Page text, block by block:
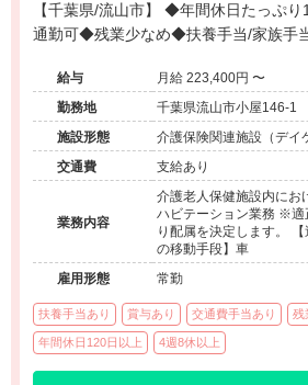
【千葉県/流山市】 ◆年間休日たっぷり120日以上◆マイカー
通勤可◆残業少なめ◆扶養手当/家族手
給与
月給 223,400円 〜
勤務地
千葉県流山市小屋146-1
施設形態
介護保険関連施設（デイ
ョートステイ/訪問看護・
交通費 支給あり
業務内容
介護老人保健施設内にお
ハビテーション業務 ※適
り配属を決定します。
の移動手段】車
雇用形態
常勤
扶養手当あり 賞与あり 交通費手当あり 残
年間休日120日以上 4週8休以上